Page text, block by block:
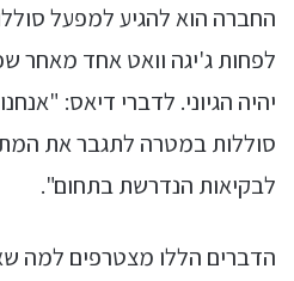
החברה הוא להגיע למפעל
לפחות ג'יגה וואט אחד מאחר
יהיה הגיוני. לדברי דיאס:
סוללות במטרה לתגבר את
לבקיאות הנדרשת בתחום".
הדברים הללו מצטרפים למה